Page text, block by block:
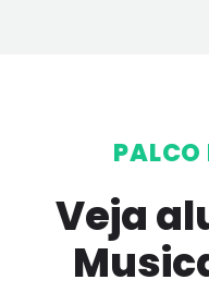
PALCO
Veja